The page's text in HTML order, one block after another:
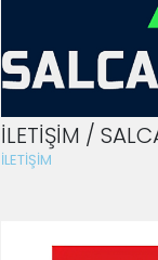
İLETİŞİM /
İLETİŞİM